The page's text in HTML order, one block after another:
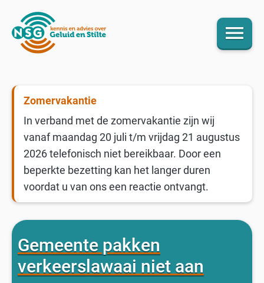
menu
Zomervakantie
In verband met de zomervakantie zijn wij
vanaf maandag 20 juli t/m vrijdag 21 augustus
2026 telefonisch niet bereikbaar. Door een
beperkte bezetting kan het langer duren
voordat u van ons een reactie ontvangt.
Gemeente pakken
verkeerslawaai niet aan